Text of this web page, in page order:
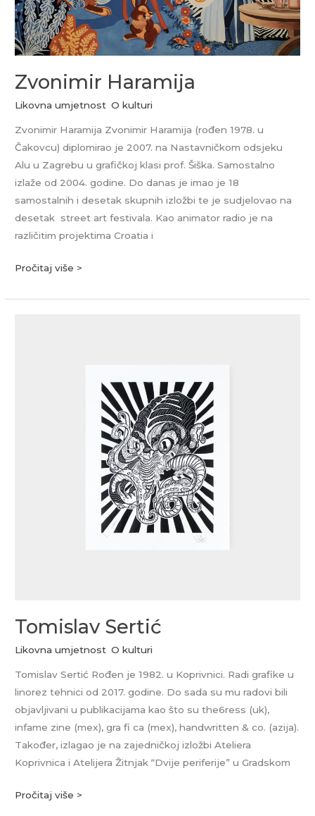
Zvonimir Haramija
Likovna umjetnost ,O kulturi
Zvonimir Haramija Zvonimir Haramija (rođen 1978. u
Čakovcu) diplomirao je 2007. na Nastavničkom odsjeku
Alu u Zagrebu u grafičkoj klasi prof. Šiška. Samostalno
izlaže od 2004. godine. Do danas je imao je 18
samostalnih i desetak skupnih izložbi te je sudjelovao na
desetak street art festivala. Kao animator radio je na
različitim projektima Croatia i
Pročitaj više >
Tomislav Sertić
Likovna umjetnost ,O kulturi
Tomislav Sertić Rođen je 1982. u Koprivnici. Radi grafike u
linorez tehnici od 2017. godine. Do sada su mu radovi bili
objavljivani u publikacijama kao što su the6ress (uk),
infame zine (mex), gra fi ca (mex), handwritten & co. (azija).
Također, izlagao je na zajedničkoj izložbi Ateliera
Koprivnica i Atelijera Žitnjak “Dvije periferije” u Gradskom
Pročitaj više >